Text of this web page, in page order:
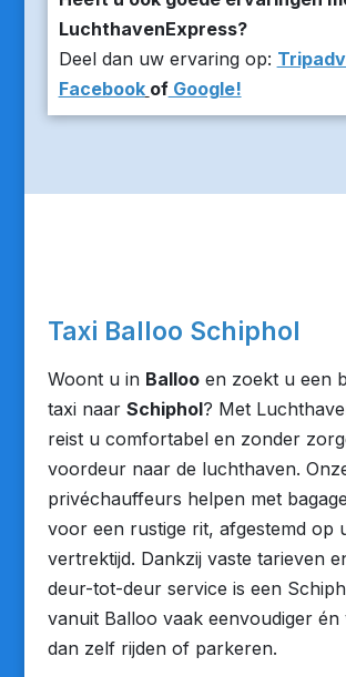
LuchthavenExpress?
Deel dan uw ervaring op:
Facebook ofGoogle!
Taxi Balloo Schiphol
Woont u in Ballooen zoekt u een
taxi naar Schiphol? Met
reist u comfortabel en zonder
voordeur naar de luchthaven.
privéchauffeurs helpen met
voor een rustige rit, afgestemd op
vertrektijd. Dankzij vaste tarieven
deur-tot-deur service is een
vanuit Balloo vaak eenvoudiger én
dan zelf rijden of parkeren.